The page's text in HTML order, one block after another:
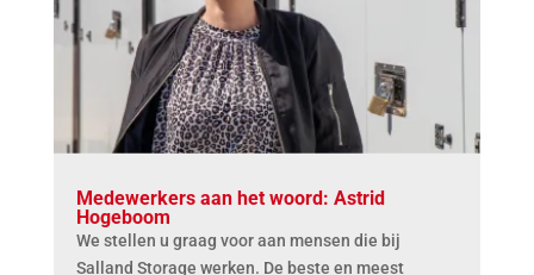
Medewerkers aan het woord: Astrid
Hogeboom
We stellen u graag voor aan mensen die bij
Salland Storage werken. De beste en meest